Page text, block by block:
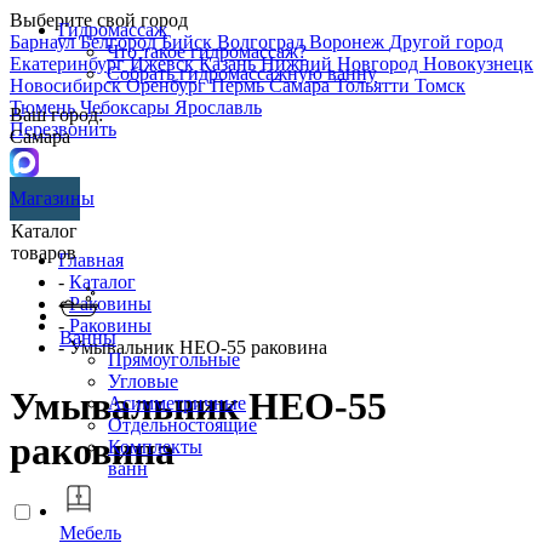
Выберите свой город
БарнаулБелгородБийск ВолгоградВоронеж Другой город
ЕкатеринбургИжевскКазаньНижний Новгород Новокузнецк
НовосибирскОренбургПермьСамараТольятти Томск
ТюменьЧебоксары Ярославль
Перезвонить
Гидромассаж
Что такое гидромассаж?
Собрать гидромассажную ванну
Ваш город:
Самара
Магазины
Каталог
товаров
Ванны
Прямоугольные
Угловые
Асимметричные
Отдельностоящие
Комплекты
ванн
Мебель
Главная
- Каталог
-Раковины
- Раковины
- Умывальник НЕО-55 раковина
Умывальник НЕО-55
раковина